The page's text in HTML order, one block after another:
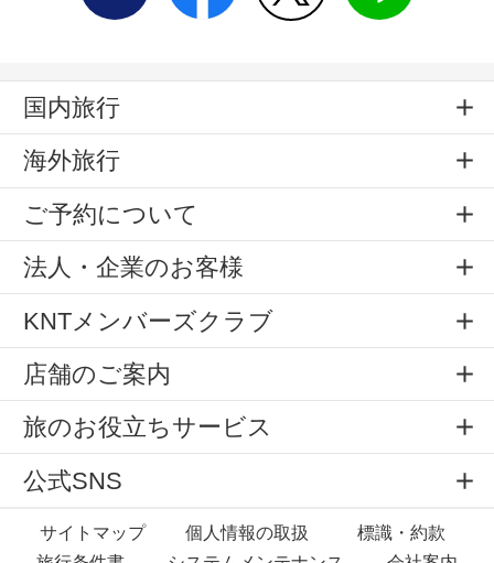
国内旅行
海外旅行
ご予約について
法人・企業のお客様
KNTメンバーズクラブ
店舗のご案内
旅のお役立ちサービス
公式SNS
サイトマップ 個人情報の取扱
標識・約款